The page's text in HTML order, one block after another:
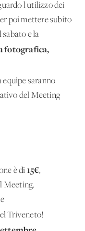
l'utilizzo dei
poi mettere subito
e la
fotografica,
equipe saranno
del Meeting
è di 15€,
Meeting.
Triveneto!